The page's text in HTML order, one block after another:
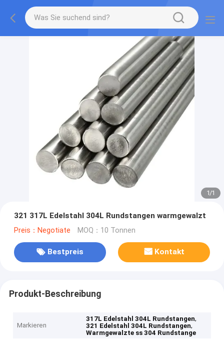
1/1
321 317L Edelstahl 304L Rundstangen warmgewalzt
Preis：Negotiate MOQ：10 Tonnen
Bestpreis Kontakt
Produkt-Beschreibung
Markieren
317L Edelstahl 304L Rundstangen,
321 Edelstahl 304L Rundstangen,
Warmgewalzte ss 304 Rundstange